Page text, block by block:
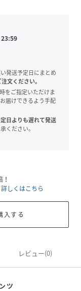
発送予定日にまとめ
文ください。
をご指定いただけま
届けできるよう手配
日よりも遅れて発送
ください。
詳しくはこちら
する
レビュー(0)
ツ